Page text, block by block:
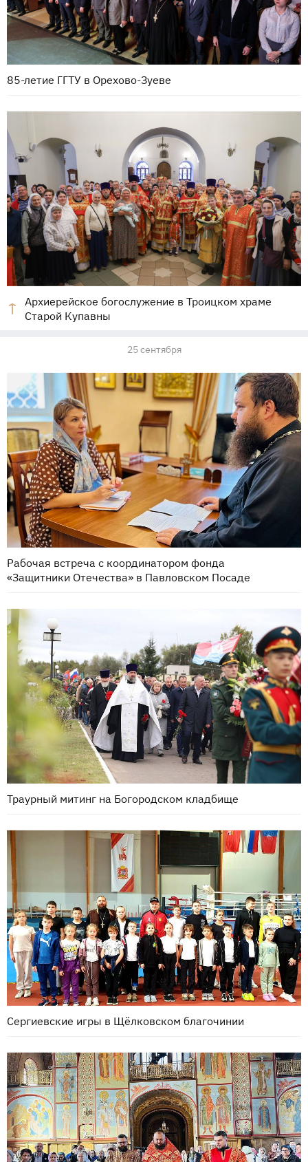
85-летие ГГТУ в Орехово-Зуеве
Архиерейское богослужение в Троицком храме
Старой Купавны
25 сентября
Рабочая встреча с координатором фонда
«Защитники Отечества» в Павловском Посаде
Траурный митинг на Богородском кладбище
Сергиевские игры в Щёлковском благочинии